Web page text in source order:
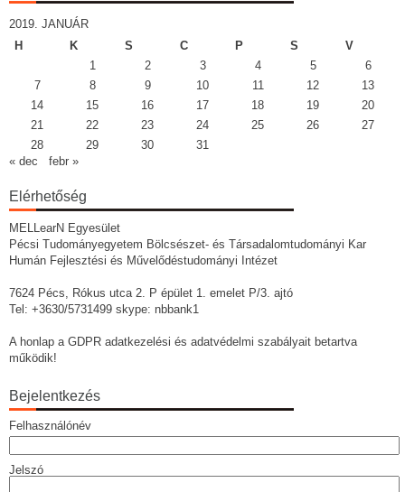
2019. JANUÁR
H
K S C P S
V
1
2 3 4 5
6
7
8 9 10 11 12
13
14
15 16 17 18 19
20
21
22 23 24 25 26
27
28
29 30
31
« dec
febr »
Elérhetőség
MELLearN Egyesület
Pécsi Tudományegyetem Bölcsészet- és Társadalomtudományi Kar
Humán Fejlesztési és Művelődéstudományi Intézet
7624 Pécs, Rókus utca 2. P épület 1. emelet P/3. ajtó
Tel: +3630/5731499 skype: nbbank1
A honlap a GDPR adatkezelési és adatvédelmi szabályait betartva
működik!
Bejelentkezés
Felhasználónév
Jelszó